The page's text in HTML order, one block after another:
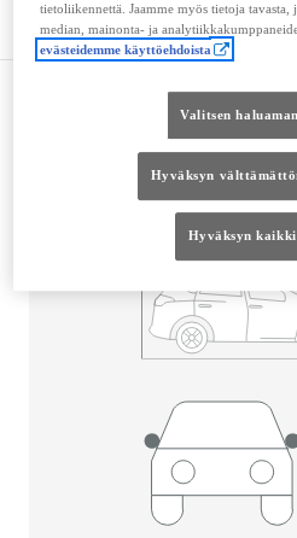
Tekniset tiedot
tietoliikennettä. Jaamme myös tietoja tavasta,
median, mainonta- ja
evästeidemme käyttöehdoista
Valitsen
Hyväksyn
Hyväksyn kaikki